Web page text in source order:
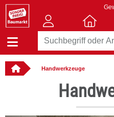
Handwerkzeuge
online bestellbar